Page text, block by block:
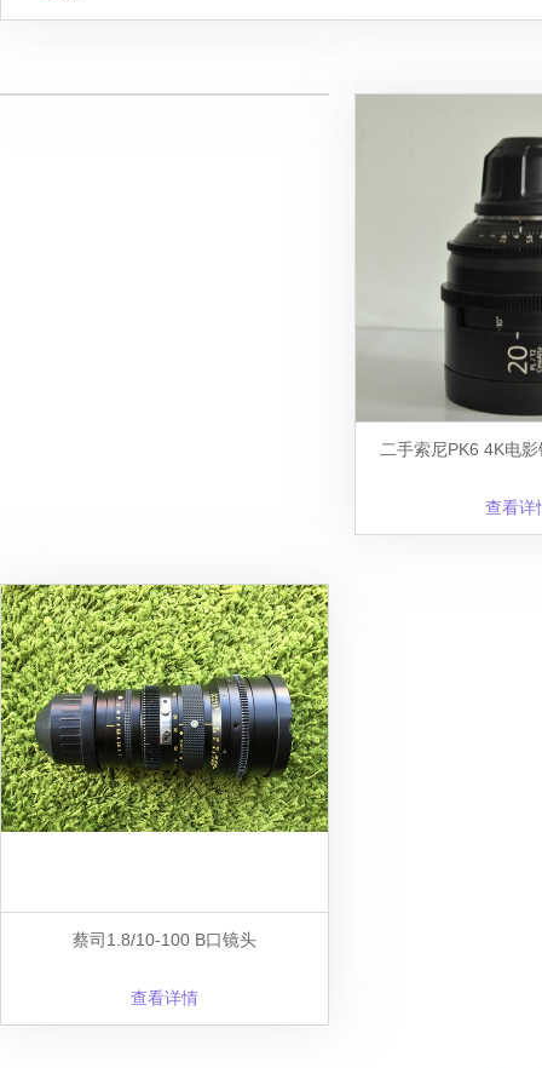
二手索尼PK6 4K电
查看详
蔡司1.8/10-100 B口镜头
查看详情